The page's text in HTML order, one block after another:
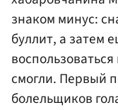
знаком минус:
буллит, а затем
смогли. Первый
болельщиков